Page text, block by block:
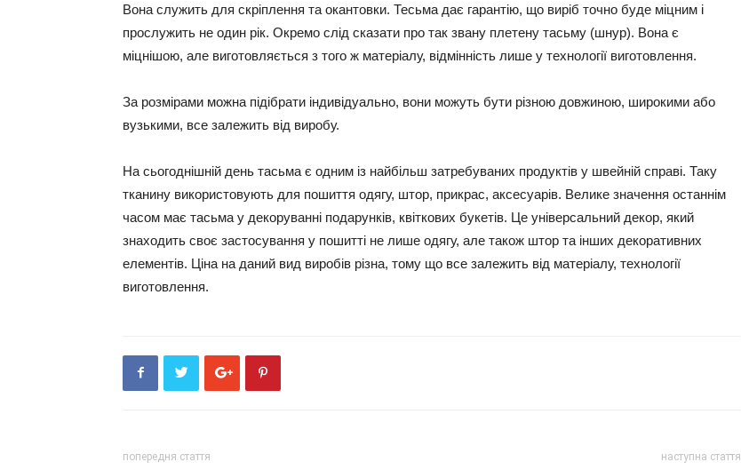
Вона служить для скріплення та окантовки. Тесьма дає гарантію, що виріб точно буде міцним і
прослужить не один рік. Окремо слід сказати про так звану плетену тасьму (шнур). Вона є
міцнішою, але виготовляється з того ж матеріалу, відмінність лише у технології виготовлення.
За розмірами можна підібрати індивідуально, вони можуть бути різною довжиною, широкими або
вузькими, все залежить від виробу.
На сьогоднішній день тасьма є одним із найбільш затребуваних продуктів у швейній справі. Таку
тканину використовують для пошиття одягу, штор, прикрас, аксесуарів. Велике значення останнім
часом має тасьма у декоруванні подарунків, квіткових букетів. Це універсальний декор, який
знаходить своє застосування у пошитті не лише одягу, але також штор та інших декоративних
елементів. Ціна на даний вид виробів різна, тому що все залежить від матеріалу, технології
виготовлення.
попередня стаття наступна стаття